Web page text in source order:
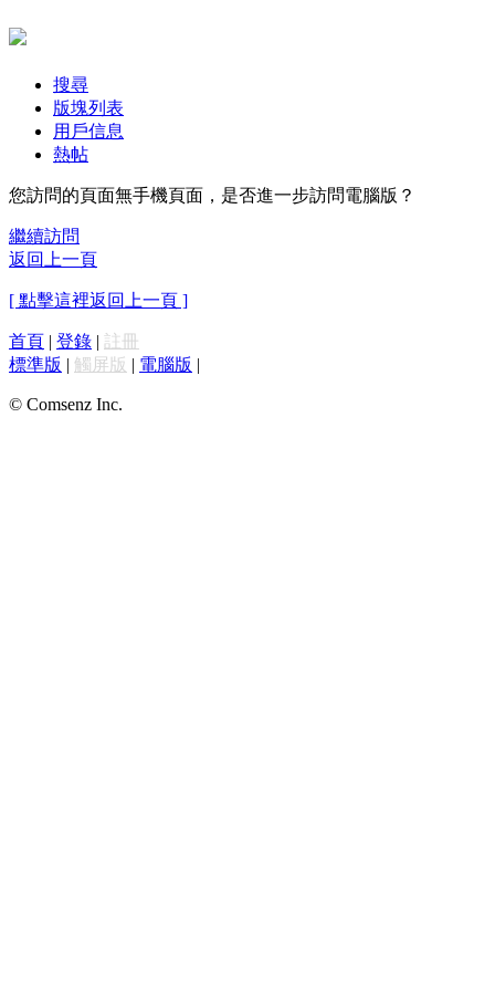
搜尋
版塊列表
用戶信息
熱帖
您訪問的頁面無手機頁面，是否進一步訪問電腦版？
繼續訪問
返回上一頁
[ 點擊這裡返回上一頁 ]
首頁 | 登錄 | 註冊
標準版 | 觸屏版 | 電腦版 |
© Comsenz Inc.